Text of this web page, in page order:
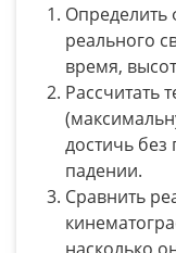
Определить
реального
время,
Рассчитать
достичь
падении.
Сравнить